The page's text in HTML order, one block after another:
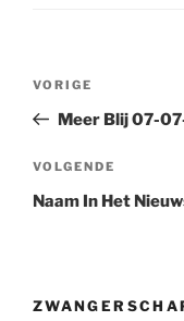
Vorig
bericht
VORIGE
Meer Blij 07-
Volgend
bericht
VOLGENDE
Naam In Het